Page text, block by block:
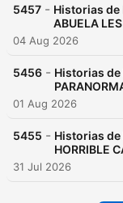
5457 - Historias de
ABUELA
04 Aug 2026
5456 - Historias de
01 Aug 2026
5455 - Historias
HORRIBLE
31 Jul 2026